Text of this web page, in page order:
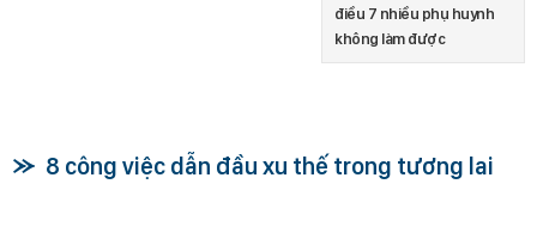
điều 7 nhiều phụ huynh
không làm được
8 công việc dẫn đầu xu thế trong tương lai